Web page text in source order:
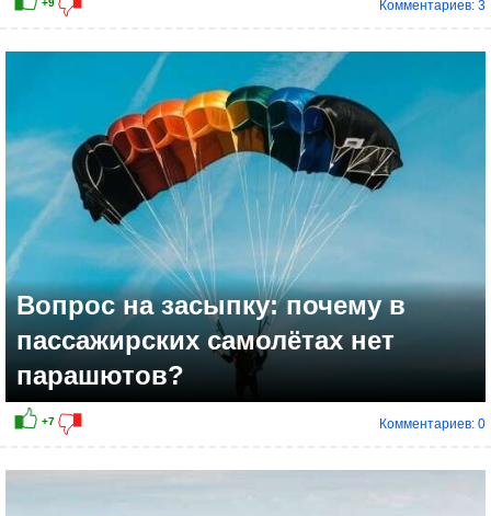
+12
Комментариев: 3
Вопрос на засыпку: почему в
пассажирских самолётах нет
парашютов?
Комментариев: 0